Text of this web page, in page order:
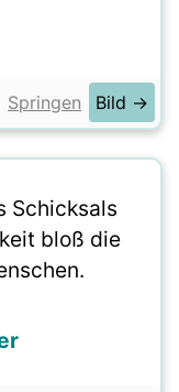
Springen Bild →
Schicksals
bloß die